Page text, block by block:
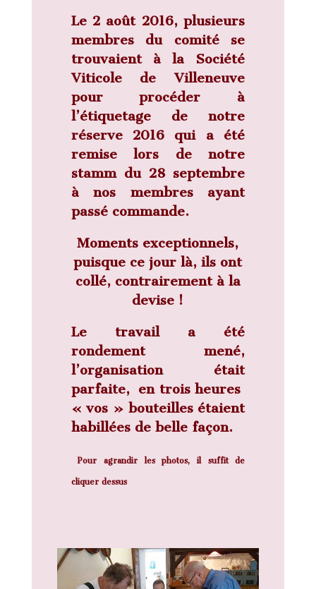
Le 2 août 2016, plusieurs
membres du comité se
trouvaient à la Société
Viticole de Villeneuve
pour procéder à
l’étiquetage de notre
réserve 2016 qui a été
remise lors de notre
stamm du 28 septembre
à nos membres ayant
passé commande.
Moments exceptionnels,
puisque ce jour là, ils ont
collé, contrairement à la
devise !
Le travail a été
rondement mené,
l’organisation était
parfaite, en trois heures
« vos » bouteilles étaient
habillées de belle façon.
Pour agrandir les photos, il suffit de
cliquer dessus